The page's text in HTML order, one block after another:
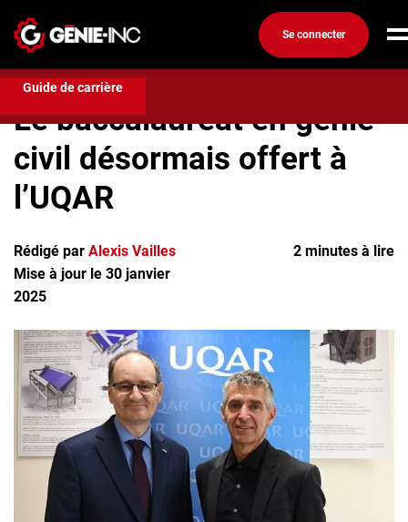
Se connecter
Connexion
Créez un compte
Emplois
Recherchez un emploi
Ma boîte à outils
Conseils carrière
Métiers
Info génie
Nos chroniques
Inscrivez-vous à l'infolettre
Employeurs
Publiez une offre d'emploi
Guide de carrière
Compétences et formation
Le baccalauréat en génie
civil désormais offert à l’UQAR
Le baccalauréat en génie
civil désormais offert à
l’UQAR
Rédigé par Alexis Vailles
Mise à jour le 30 janvier
2025
2 minutes à lire